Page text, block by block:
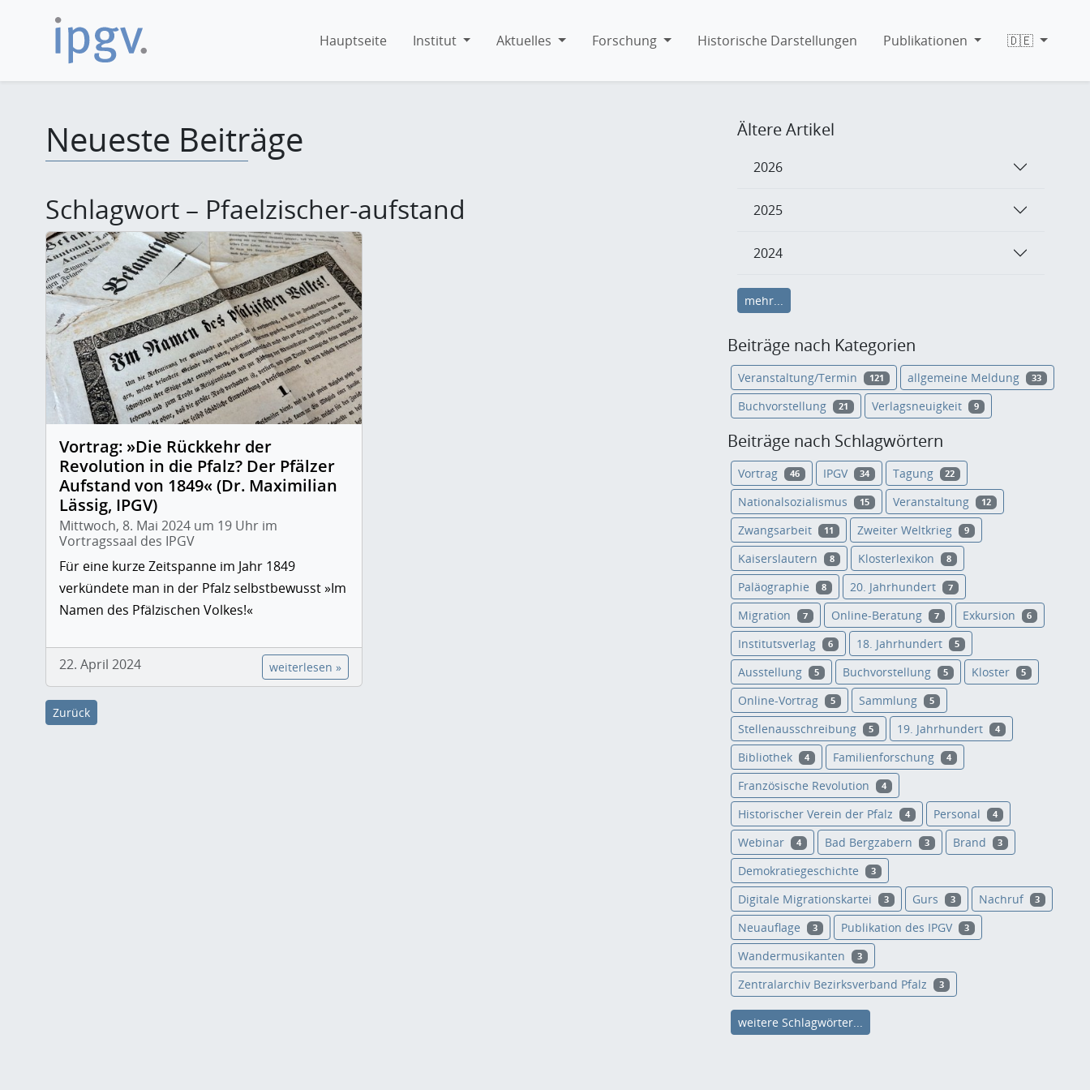
Hauptseite Institut Aktuelles Forschung Historische Darstellungen Publikationen 🇩🇪
Neueste Beiträge
Schlagwort – Pfaelzischer-aufstand
Vortrag: »Die Rückkehr der
Revolution in die Pfalz? Der Pfälzer
Aufstand von 1849« (Dr. Maximilian
Lässig, IPGV)
Mittwoch, 8. Mai 2024 um 19 Uhr im
Vortragssaal des IPGV
Für eine kurze Zeitspanne im Jahr 1849
verkündete man in der Pfalz selbstbewusst »Im
Namen des Pfälzischen Volkes!«
22. April 2024 weiterlesen »
Zurück
Ältere Artikel
2026
2025
2024
mehr...
Beiträge nach Kategorien
Veranstaltung/Termin 121 allgemeine Meldung 33
Buchvorstellung 21 Verlagsneuigkeit 9
Beiträge nach Schlagwörtern
Vortrag 46 IPGV 34 Tagung 22
Nationalsozialismus 15 Veranstaltung 12
Zwangsarbeit 11 Zweiter Weltkrieg 9
Kaiserslautern 8 Klosterlexikon 8
Paläographie 8 20. Jahrhundert 7
Migration 7 Online-Beratung 7 Exkursion 6
Institutsverlag 6 18. Jahrhundert 5
Ausstellung 5 Buchvorstellung 5 Kloster 5
Online-Vortrag 5 Sammlung 5
Stellenausschreibung 5 19. Jahrhundert 4
Bibliothek 4 Familienforschung 4
Französische Revolution 4
Historischer Verein der Pfalz 4 Personal 4
Webinar 4 Bad Bergzabern 3 Brand 3
Demokratiegeschichte 3
Digitale Migrationskartei 3 Gurs 3 Nachruf 3
Neuauflage 3 Publikation des IPGV 3
Wandermusikanten 3
Zentralarchiv Bezirksverband Pfalz 3
weitere Schlagwörter...